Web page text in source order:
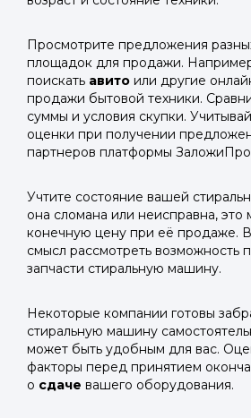
Просмотрите предложения
площадок для продажи.
поискать авито или другие
продажи бытовой техники.
суммы и условия скупки.
оценки при получении
партнеров платформы
Учтите состояние вашей
она сломана или неисправна, это
конечную цену при её продаже.
смысл рассмотреть возможность
запчасти стиральную машину.
Некоторые компании готовы
стиральную машину
может быть удобным для вас.
факторы перед принятием
о сдаче вашего оборудования.